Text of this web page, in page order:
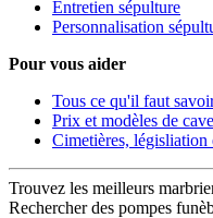
Entretien sépulture
Personnalisation
Pour vous aider
Tous ce qu'il faut
Prix et modèles de
Cimetières, législiation
Trouvez les meilleurs
Rechercher des pompes